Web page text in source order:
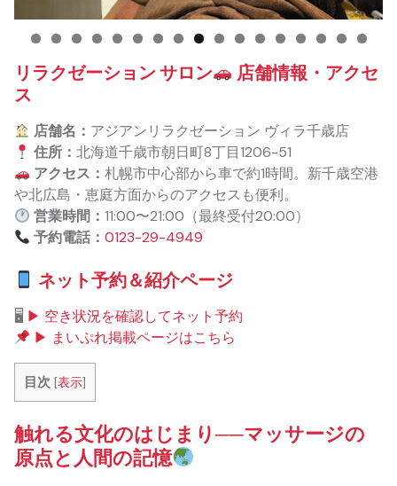
リラクゼーション サロン
店舗情報・アクセ
ス
店舗名： アジアンリラクゼーション ヴィラ千歳店
住所：北海道千歳市朝日町8丁目1206-51
アクセス：札幌市中心部から車で約1時間。新千歳空港
や北広島・恵庭方面からのアクセスも便利。
営業時間：11:00〜21:00（最終受付20:00）
予約電話：0123-29-4949
ネット予約＆紹介ページ
🖥 ▶ 空き状況を確認してネット予約
▶ まいぷれ掲載ページはこちら
目次 [表示]
触れる文化のはじまり──マッサージの
原点と人間の記憶